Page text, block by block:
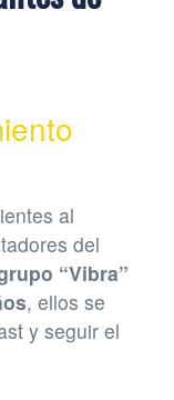
al
del
“Vibra”
, ellos se
y seguir el